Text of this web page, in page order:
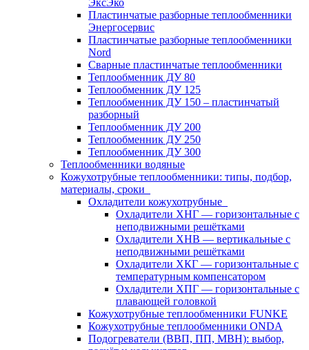
ЭксЭко
Пластинчатые разборные теплообменники
Энергосервис
Пластинчатые разборные теплообменники
Nord
Сварные пластинчатые теплообменники
Теплообменник ДУ 80
Теплообменник ДУ 125
Теплообменник ДУ 150 – пластинчатый
разборный
Теплообменник ДУ 200
Теплообменник ДУ 250
Теплообменник ДУ 300
Теплообменники водяные
Кожухотрубные теплообменники: типы, подбор,
материалы, сроки
Охладители кожухотрубные
Охладители ХНГ — горизонтальные с
неподвижными решётками
Охладители ХНВ — вертикальные с
неподвижными решётками
Охладители ХКГ — горизонтальные с
температурным компенсатором
Охладители ХПГ — горизонтальные с
плавающей головкой
Кожухотрубные теплообменники FUNKE
Кожухотрубные теплообменники ONDA
Подогреватели (ВВП, ПП, МВН): выбор,